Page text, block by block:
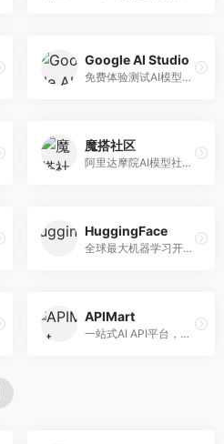
Google AI Studio
免费体验测试AI模型的平台，深度整合Google生态。面向开发者和研究者，提供Gemini模型体验、API密钥管理、提示词测试等服务，免费使用。
魔搭社区
阿里达摩院AI模型社区，专注于中文AI生态。面向中文开发者，提供开源模型、数据集、开发工具等资源，中文模型丰富。
HuggingFace
全球最大机器学习开源社区，整合模型库与开发工具。面向AI研究者和开发者，提供开源模型、数据集、开发工具等资源，开源生态最完善。
APIMart
一站式AI API平台，整合多种AI服务。面向开发者，提供模型API、图像处理、语音识别等服务，API种类丰富。